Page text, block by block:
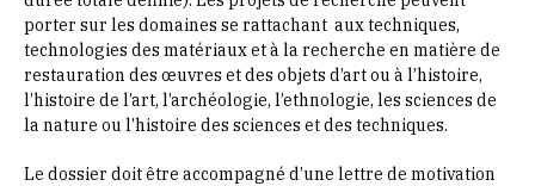
porter sur les domaines se rattachant aux techniques,
technologies des matériaux et à la recherche en matière de
restauration des œuvres et des objets d’art ou à l’histoire,
l’histoire de l’art, l’archéologie, l’ethnologie, les sciences de
la nature ou l’histoire des sciences et des techniques.
Le dossier doit être accompagné d’une lettre de motivation